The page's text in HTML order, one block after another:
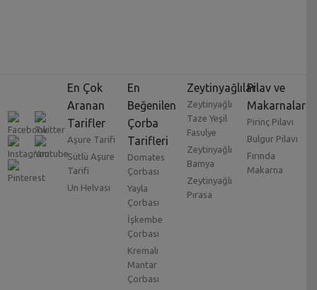
En Çok
Aranan
Tarifler
Aşure Tarifi
Sütlü Aşure
Tarifi
Un Helvası
En
Beğenilen
Çorba
Tarifleri
Domates
Çorbası
Yayla
Çorbası
İşkembe
Çorbası
Kremalı
Mantar
Çorbası
Zeytinyağlılar
Zeytinyağlı
Taze Yeşil
Fasulye
Zeytinyağlı
Bamya
Zeytinyağlı
Pırasa
Pilav ve
Makarnalar
Pirinç Pilavı
Bulgur Pilavı
Fırında
Makarna